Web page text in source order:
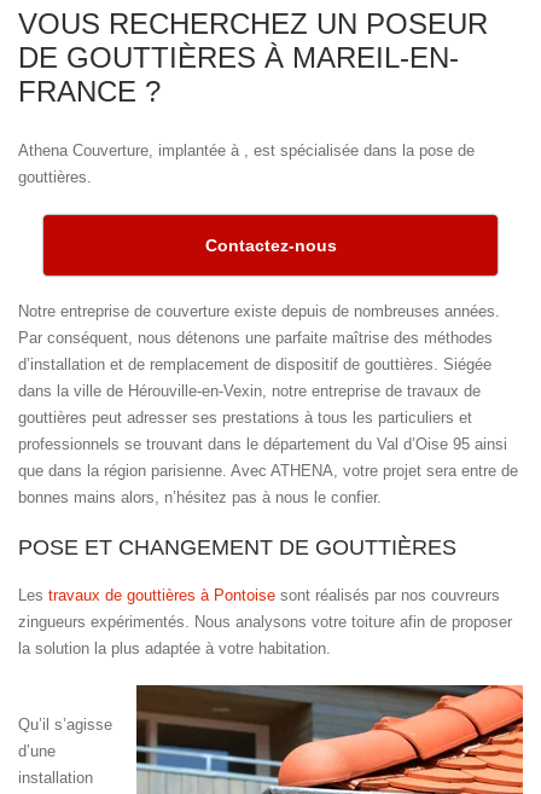
VOUS RECHERCHEZ UN POSEUR
DE GOUTTIÈRES À MAREIL-EN-
FRANCE ?
Athena Couverture, implantée à , est spécialisée dans la pose de
gouttières.
Contactez-nous
Notre entreprise de couverture existe depuis de nombreuses années.
Par conséquent, nous détenons une parfaite maîtrise des méthodes
d’installation et de remplacement de dispositif de gouttières. Siégée
dans la ville de Hérouville-en-Vexin, notre entreprise de travaux de
gouttières peut adresser ses prestations à tous les particuliers et
professionnels se trouvant dans le département du Val d’Oise 95 ainsi
que dans la région parisienne. Avec ATHENA, votre projet sera entre de
bonnes mains alors, n’hésitez pas à nous le confier.
POSE ET CHANGEMENT DE GOUTTIÈRES
Les travaux de gouttières à Pontoise sont réalisés par nos couvreurs
zingueurs expérimentés. Nous analysons votre toiture afin de proposer
la solution la plus adaptée à votre habitation.
Qu’il s’agisse
d’une
installation